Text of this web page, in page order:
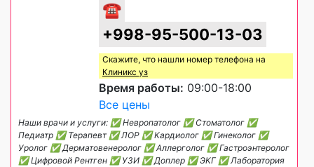
☎
+998-95-500-13-03
Скажите, что нашли номер телефона на
Клиникс уз
Время работы: 09:00-18:00
Все цены
Наши врачи и услуги: ✅ Невропатолог ✅ Стоматолог ✅
Педиатр ✅ Терапевт ✅ ЛОР ✅ Кардиолог ✅ Гинеколог ✅
Уролог ✅ Дерматовенеролог ✅ Аллерголог ✅ Гастроэнтеролог
✅ Цифровой Рентген ✅ УЗИ ✅ Доплер ✅ ЭКГ ✅ Лаборатория